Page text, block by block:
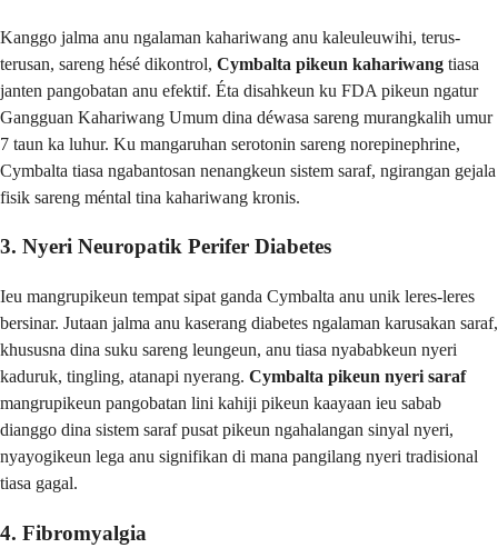
Kanggo jalma anu ngalaman kahariwang anu kaleuleuwihi, terus-
terusan, sareng hésé dikontrol, Cymbalta pikeun kahariwang tiasa
janten pangobatan anu efektif. Éta disahkeun ku FDA pikeun ngatur
Gangguan Kahariwang Umum dina déwasa sareng murangkalih umur
7 taun ka luhur. Ku mangaruhan serotonin sareng norepinephrine,
Cymbalta tiasa ngabantosan nenangkeun sistem saraf, ngirangan gejala
fisik sareng méntal tina kahariwang kronis.
3. Nyeri Neuropatik Perifer Diabetes
Ieu mangrupikeun tempat sipat ganda Cymbalta anu unik leres-leres
bersinar. Jutaan jalma anu kaserang diabetes ngalaman karusakan saraf,
khususna dina suku sareng leungeun, anu tiasa nyababkeun nyeri
kaduruk, tingling, atanapi nyerang. Cymbalta pikeun nyeri saraf
mangrupikeun pangobatan lini kahiji pikeun kaayaan ieu sabab
dianggo dina sistem saraf pusat pikeun ngahalangan sinyal nyeri,
nyayogikeun lega anu signifikan di mana pangilang nyeri tradisional
tiasa gagal.
4. Fibromyalgia